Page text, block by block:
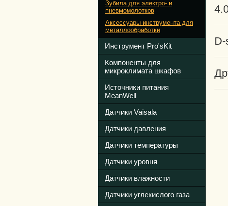
Зубила для электро- и
пневмомолотков
Аксессуары инструмента для
металлообработки
Инструмент Pro'sKit
Компоненты для
микроклимата шкафов
Источники питания
MeanWell
Датчики Vaisala
Датчики давления
Датчики температуры
Датчики уровня
Датчики влажности
Датчики углекислого газа